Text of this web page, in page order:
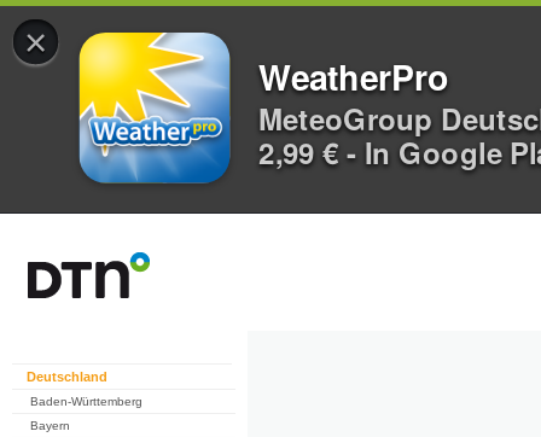
×
WeatherPro
MeteoGroup
2,99 € - In Google
Deutschland
Baden-Württemberg
Bayern